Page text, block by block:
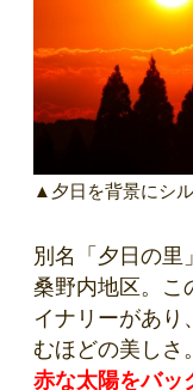
▲夕日を背景にシ
別名「夕日の里
桑野内地区。こ
イナリーがあり
むほどの美しさ。
赤な太陽をバッ